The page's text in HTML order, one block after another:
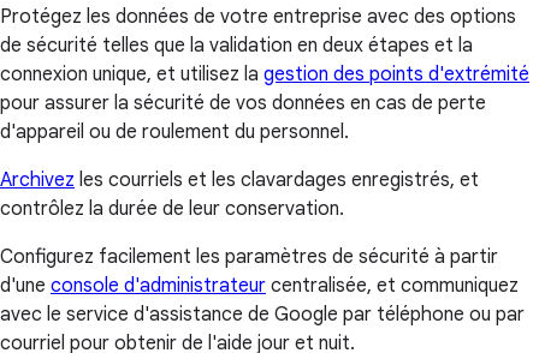
Protégez les données de votre entreprise avec des options
de sécurité telles que la validation en deux étapes et la
connexion unique, et utilisez la gestion des points d'extrémité
pour assurer la sécurité de vos données en cas de perte
d'appareil ou de roulement du personnel.
Archivez les courriels et les clavardages enregistrés, et
contrôlez la durée de leur conservation.
Configurez facilement les paramètres de sécurité à partir
d'une console d'administrateur centralisée, et communiquez
avec le service d'assistance de Google par téléphone ou par
courriel pour obtenir de l'aide jour et nuit.